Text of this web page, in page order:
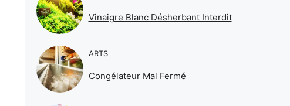
Vinaigre Blanc Désherbant Interdit
ARTS
Congélateur Mal Fermé